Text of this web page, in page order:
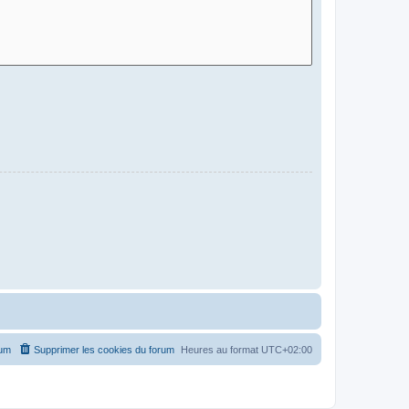
Heures au format UTC+02:00
Supprimer les cookies du forum